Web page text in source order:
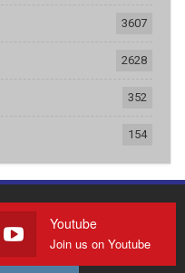
3607
2628
352
154
Youtube
Join us on Youtube